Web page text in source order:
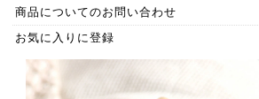
商品についてのお問い合わせ
お気に入りに登録